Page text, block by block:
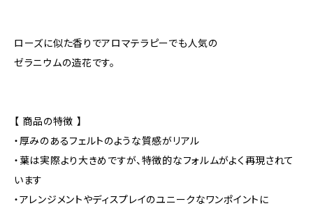
ローズに似た香りでアロマテラピーでも人気の
ゼラニウムの造花です。
【 商品の特徴 】
・厚みのあるフェルトのような質感がリアル
・葉は実際より大きめですが、特徴的なフォルムがよく再現されて
います
・アレンジメントやディスプレイのユニークなワンポイントに